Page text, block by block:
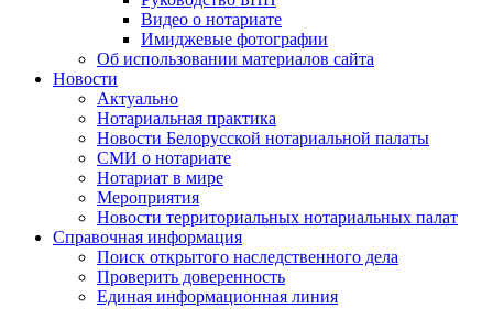
Видео о нотариате
Имиджевые фотографии
Об использовании материалов сайта
Новости
Актуально
Нотариальная практика
Новости Белорусской нотариальной палаты
СМИ о нотариате
Нотариат в мире
Мероприятия
Новости территориальных нотариальных палат
Справочная информация
Поиск открытого наследственного дела
Проверить доверенность
Единая информационная линия